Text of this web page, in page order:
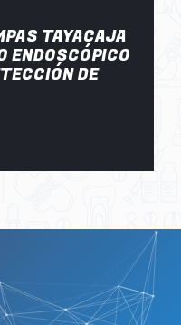
TAYACAJA
ENDOSCÓPICO
DE